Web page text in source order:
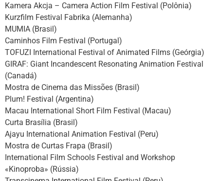
Kamera Akcja – Camera Action Film Festival (Polônia)
Kurzfilm Festival Fabrika (Alemanha)
MUMIA (Brasil)
Caminhos Film Festival (Portugal)
TOFUZI International Festival of Animated Films (Geórgia)
GIRAF: Giant Incandescent Resonating Animation Festival
(Canadá)
Mostra de Cinema das Missões (Brasil)
Plum! Festival (Argentina)
Macau International Short Film Festival (Macau)
Curta Brasília (Brasil)
Ajayu International Animation Festival (Peru)
Mostra de Curtas Frapa (Brasil)
International Film Schools Festival and Workshop
«Kinoproba» (Rússia)